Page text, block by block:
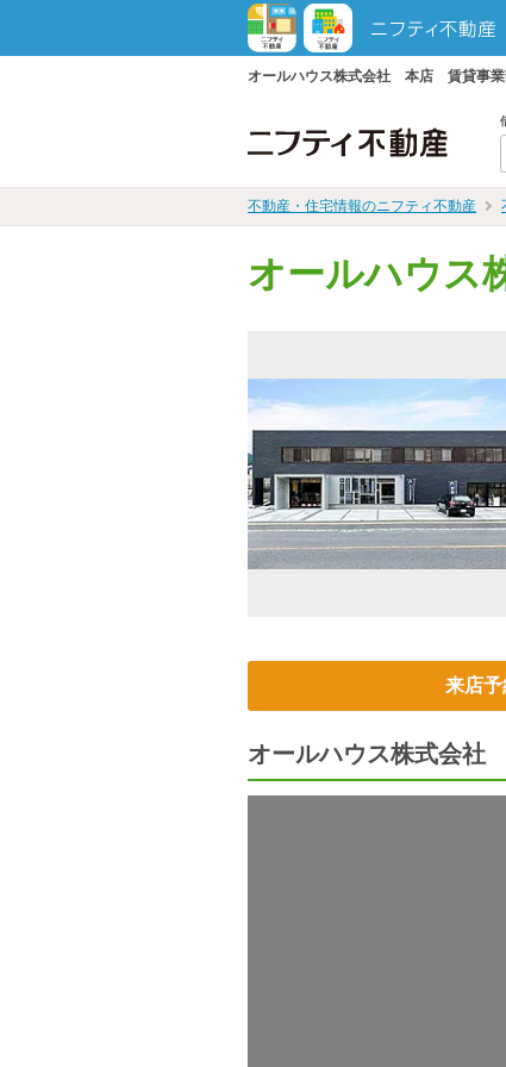
オールハウス株式会社 本店 賃貸事業
不動産・住宅情報のニフティ不動産
オールハウ
来店
オールハウス株式会